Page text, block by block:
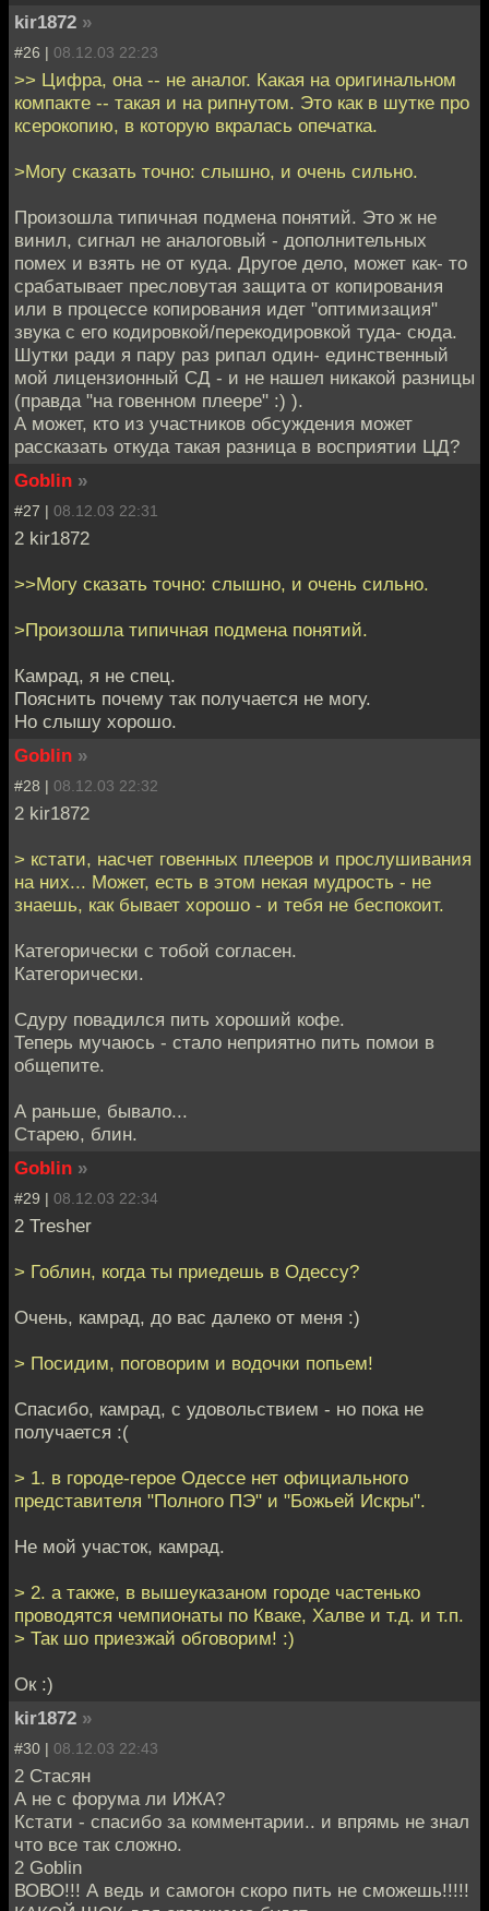
kir1872 »
#26 | 08.12.03 22:23
>> Цифра, она -- не аналог. Какая на оригинальном
компакте -- такая и на рипнутом. Это как в шутке про
ксерокопию, в которую вкралась опечатка.
>Могу сказать точно: слышно, и очень сильно.
Произошла типичная подмена понятий. Это ж не
винил, сигнал не аналоговый - дополнительных
помех и взять не от куда. Другое дело, может как- то
срабатывает пресловутая защита от копирования
или в процессе копирования идет "оптимизация"
звука с его кодировкой/перекодировкой туда- сюда.
Шутки ради я пару раз рипал один- единственный
мой лицензионный СД - и не нашел никакой разницы
(правда "на говенном плеере" :) ).
А может, кто из участников обсуждения может
рассказать откуда такая разница в восприятии ЦД?
Goblin »
#27 | 08.12.03 22:31
2 kir1872
>>Могу сказать точно: слышно, и очень сильно.
>Произошла типичная подмена понятий.
Камрад, я не спец.
Пояснить почему так получается не могу.
Но слышу хорошо.
Goblin »
#28 | 08.12.03 22:32
2 kir1872
> кстати, насчет говенных плееров и прослушивания
на них... Может, есть в этом некая мудрость - не
знаешь, как бывает хорошо - и тебя не беспокоит.
Категорически с тобой согласен.
Категорически.
Сдуру повадился пить хороший кофе.
Теперь мучаюсь - стало неприятно пить помои в
общепите.
А раньше, бывало...
Старею, блин.
Goblin »
#29 | 08.12.03 22:34
2 Tresher
> Гоблин, когда ты приедешь в Одессу?
Очень, камрад, до вас далеко от меня :)
> Посидим, поговорим и водочки попьем!
Спасибо, камрад, с удовольствием - но пока не
получается :(
> 1. в городе-герое Одессе нет официального
представителя "Полного ПЭ" и "Божьей Искры".
Не мой участок, камрад.
> 2. а также, в вышеуказаном городе частенько
проводятся чемпионаты по Кваке, Халве и т.д. и т.п.
> Так шо приезжай обговорим! :)
Ок :)
kir1872 »
#30 | 08.12.03 22:43
2 Стасян
А не с форума ли ИЖА?
Кстати - спасибо за комментарии.. и впрямь не знал
что все так сложно.
2 Goblin
ВОВО!!! А ведь и самогон скоро пить не сможешь!!!!!